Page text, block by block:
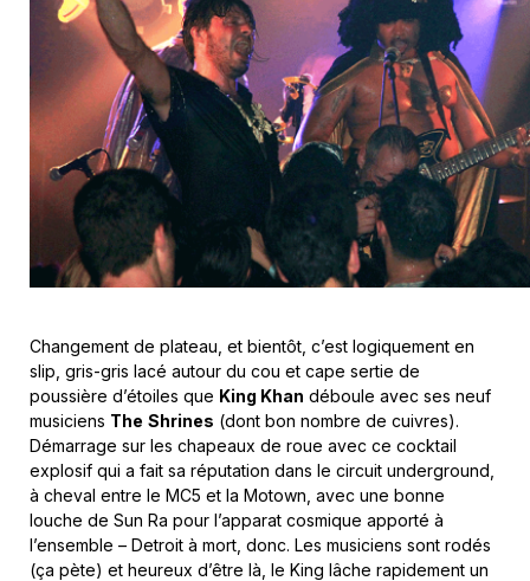
Changement de plateau, et bientôt, c’est logiquement en
slip, gris-gris lacé autour du cou et cape sertie de
poussière d’étoiles que King Khan déboule avec ses neuf
musiciens The Shrines (dont bon nombre de cuivres).
Démarrage sur les chapeaux de roue avec ce cocktail
explosif qui a fait sa réputation dans le circuit underground,
à cheval entre le MC5 et la Motown, avec une bonne
louche de Sun Ra pour l’apparat cosmique apporté à
l’ensemble – Detroit à mort, donc. Les musiciens sont rodés
(ça pète) et heureux d’être là, le King lâche rapidement un